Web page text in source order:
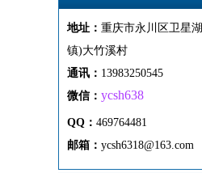
地址： 重庆市永 川区卫星湖
镇)大竹溪村
通讯 ： 13983250545
微信： ycsh638
QQ： 469764481
邮箱： ycsh6318@163.com